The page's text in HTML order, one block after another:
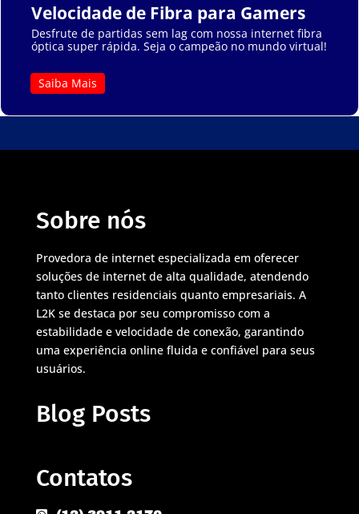
Velocidade de Fibra para Gamers
Desfrute de partidas sem lag com nossa internet fibra
óptica super rápida. Seja o campeão no mundo virtual!
Saiba Mais
Sobre nós
Provedora de internet especializada em oferecer
soluções de internet de alta qualidade, atendendo
tanto clientes residenciais quanto empresariais. A
L2K se destaca por seu compromisso com a
estabilidade e velocidade de conexão, garantindo
uma experiência online fluida e confiável para seus
usuários.
Blog Posts
Contatos